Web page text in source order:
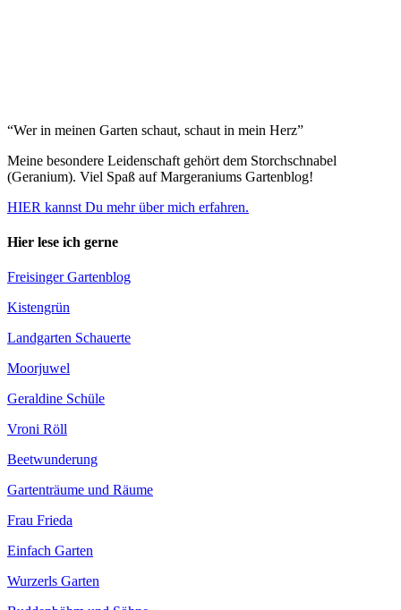
“Wer in meinen Garten schaut, schaut in mein Herz”
Meine besondere Leidenschaft gehört dem Storchschnabel
(Geranium). Viel Spaß auf Margeraniums Gartenblog!
HIER kannst Du mehr über mich erfahren.
Hier lese ich gerne
Freisinger Gartenblog
Kistengrün
Landgarten Schauerte
Moorjuwel
Geraldine Schüle
Vroni Röll
Beetwunderung
Gartenträume und Räume
Frau Frieda
Einfach Garten
Wurzerls Garten